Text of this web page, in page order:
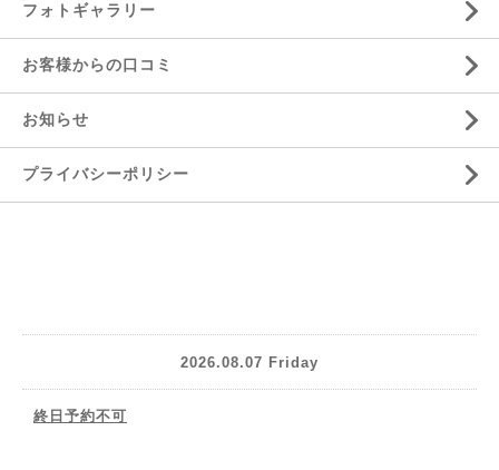
フォトギャラリー
お客様からの口コミ
お知らせ
プライバシーポリシー
2026.08.07 Friday
終日予約不可